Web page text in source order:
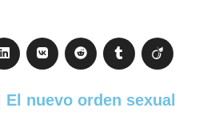
nuevo orden sexual